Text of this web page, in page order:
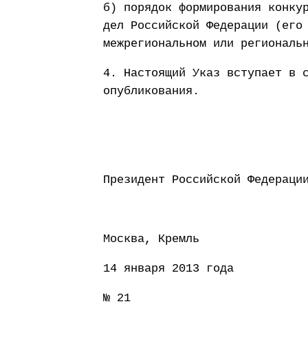
б) порядок формирования
дел Российской Федерации
межрегиональном или
4. Настоящий Указ вступает в
опубликования.
Президент
Москва, Кремль
14 января 2013 года
№ 21